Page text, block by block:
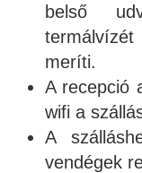
belső
meríti.
A recepció
wifi a
A
vendégek